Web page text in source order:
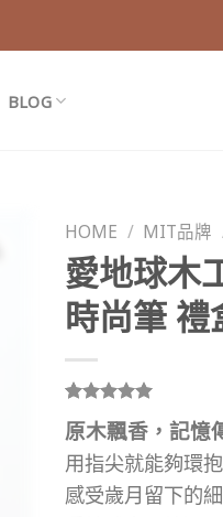
BLOG
HOME / MIT品牌
愛地球木
時尚筆 禮
Rated5.00
out of 5
based on
1
customer
rating
原木飄香，記憶
用指尖就能夠環
感受歲月留下的